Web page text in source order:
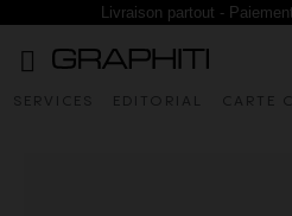
Livraison partout -
SERVICES EDITORIAL CARTE